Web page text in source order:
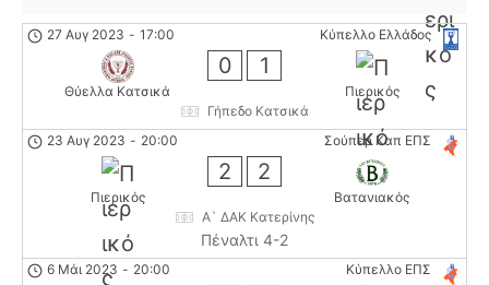
Κύπελλο Ελλάδος
27 Αυγ 2023 - 17:00
Θύελλα Κατσικά
0 1
Πιερικός
Γήπεδο Κατσικά
Σούπερ Καπ ΕΠΣ
23 Αυγ 2023 - 20:00
Πιερικός
2 2
Βατανιακός
Α` ΔΑΚ Κατερίνης
Πέναλτι 4-2
Κύπελλο ΕΠΣ
6 Μάι 2023 - 20:00